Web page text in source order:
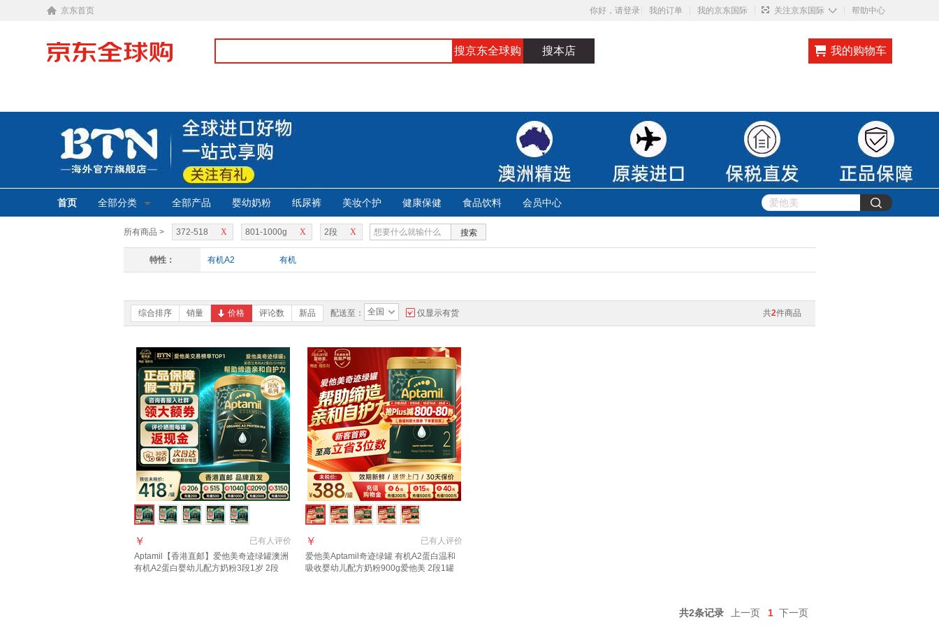
京东首页 你好，请登录 我的订单 我的京东国际 关注京东国际 ◇ 帮助中心
搜京东全球购 搜本店 我的购物车
首页 全部分类 全部产品 婴幼奶粉 纸尿裤 美妆个护 健康保健 食品饮料 会员中心
所有商品 > X
372-518 X
801-1000g X
2段 搜索
特性： 有机A2 有机
共2件商品
综合排序 销量 价格 评论数 新品 配送至： 全国 仅显示有货
已有人评价
￥
Aptamil【香港直邮】爱他美奇迹绿罐澳洲
有机A2蛋白婴幼儿配方奶粉3段1岁 2段
已有人评价
￥
爱他美Aptamil奇迹绿罐 有机A2蛋白温和
吸收婴幼儿配方奶粉900g爱他美 2段1罐
共2条记录 上一页 1 下一页